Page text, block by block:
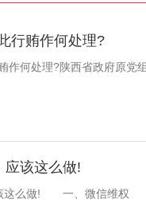
行贿作何处理?
何处理?陕西省政府原党
应该这么做!
么做! 一、微信维权 1